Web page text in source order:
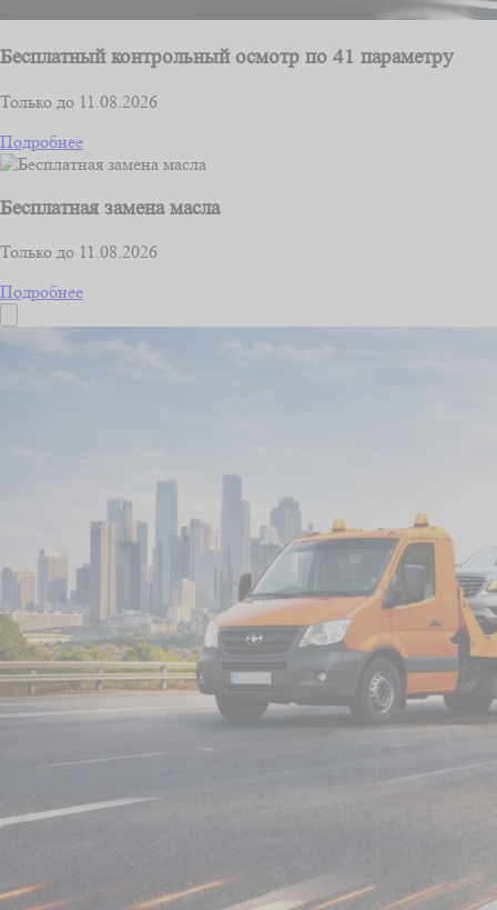
Бесплатный контрольный осмотр по 41 параметру
Только до 11.08.2026
Подробнее
Бесплатная замена масла
Только до 11.08.2026
Подробнее